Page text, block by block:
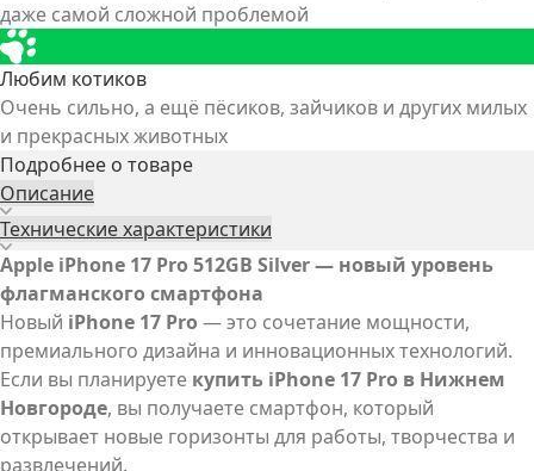
даже самой сложной проблемой
Любим котиков
Очень сильно, а ещё пёсиков, зайчиков и других милых
и прекрасных животных
Подробнее о товаре
Описание
Технические характеристики
Apple iPhone 17 Pro 512GB Silver — новый уровень
флагманского смартфона
Новый iPhone 17 Pro — это сочетание мощности,
премиального дизайна и инновационных технологий.
Если вы планируете купить iPhone 17 Pro в Нижнем
Новгороде, вы получаете смартфон, который
открывает новые горизонты для работы, творчества и
развлечений.